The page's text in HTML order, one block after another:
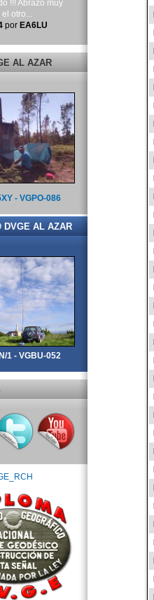
!!! Abrazo muy
otro...
por EA6LU
AL AZAR
- VGPO-086
DVGE AL AZAR
1 - VGBU-052